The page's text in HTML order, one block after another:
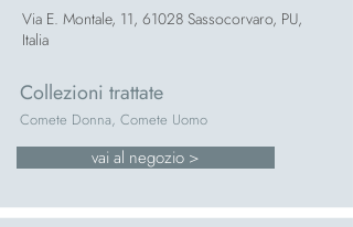
Via E. Montale, 11, 61028 Sassocorvaro, PU,
Italia
Collezioni trattate
Comete Donna, Comete Uomo
vai al negozio >